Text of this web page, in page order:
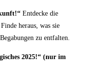
Entdecke die
heraus, was sie
zu entfalten.
2025!“ (nur im